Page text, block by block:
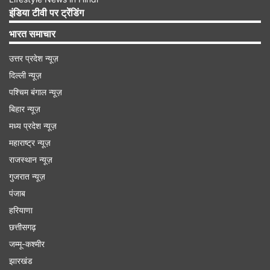
दोनों दूल्हों का क्या कहना है?
बड़े भाई प्रदीप ने इस शादी को लेकर कहा, ‘‘हमने सार्वजनिक
रूप से इस परंपरा का पालन किया, क्योंकि हमें इस पर गर्व है
और यह मिलकर लिया गया एक फैसला था।’’ वहीं छोटे भाई
इंडिया टीवी पर ट्रेंडिंग
भारत समाचार
उत्तर प्रदेश न्यूज़
दिल्ली न्यूज़
पश्चिम बंगाल न्यूज़
बिहार न्यूज़
मध्य प्रदेश न्यूज़
महाराष्ट्र न्यूज़
राजस्थान न्यूज़
गुजरात न्यूज़
पंजाब
हरियाणा
छत्तीसगढ़
जम्मू-कश्मीर
झारखंड